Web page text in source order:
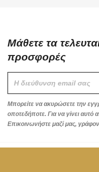
Μάθετε τα
προσφορές
Μπορείτε να ακυρώσετε την
οποτεδήποτε. Για να γίνει
Επικοινωνήστε μαζί μας,